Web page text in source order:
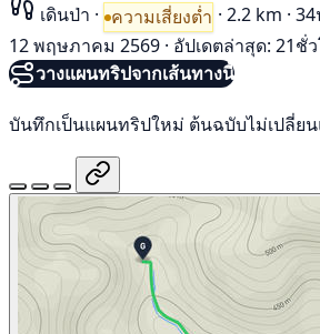
เดินป่า · ความเสี่ยงต่ำ · 2.2 km ·
12 พฤษภาคม 2569 · อัปเดตล่าสุด: 21ชั่
วางแผนทริปจากเส้นทางนี้
บันทึกเป็นแผนทริปใหม่ ต้นฉบับไม่เปลี่ย